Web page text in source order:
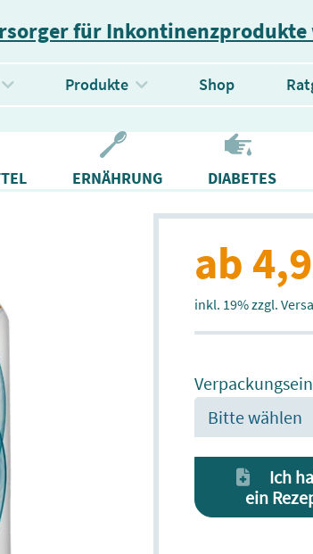
für Inkontinenzprodukte
Produkte(current) Shop
ERNÄHRUNG DIABETES
ab
inkl. 19% zzgl.
Bitte wählen
Ich
ein